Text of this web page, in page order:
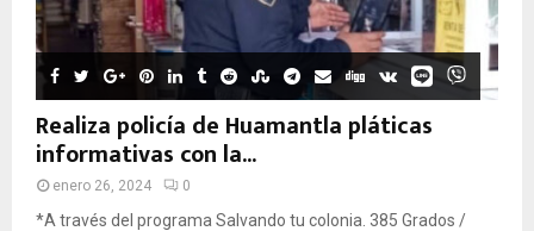
Realiza policía de Huamantla pláticas
informativas con la...
enero 26, 2024 0
*A través del programa Salvando tu colonia. 385 Grados /